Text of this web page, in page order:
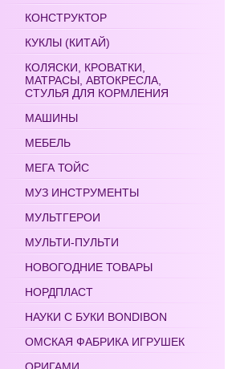
КОНСТРУКТОР
КУКЛЫ (КИТАЙ)
КОЛЯСКИ, КРОВАТКИ,
МАТРАСЫ, АВТОКРЕСЛА,
СТУЛЬЯ ДЛЯ КОРМЛЕНИЯ
МАШИНЫ
МЕБЕЛЬ
МЕГА ТОЙС
МУЗ ИНСТРУМЕНТЫ
МУЛЬТГЕРОИ
МУЛЬТИ-ПУЛЬТИ
НОВОГОДНИЕ ТОВАРЫ
НОРДПЛАСТ
НАУКИ С БУКИ BONDIBON
ОМСКАЯ ФАБРИКА ИГРУШЕК